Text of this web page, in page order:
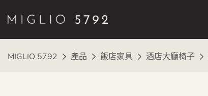
MIGLIO 5792 產品 飯店家具 酒店大廳椅子